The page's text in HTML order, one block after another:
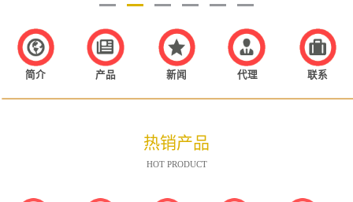
简介 产品 新闻 代理 联系
热销产品
HOT PRODUCT